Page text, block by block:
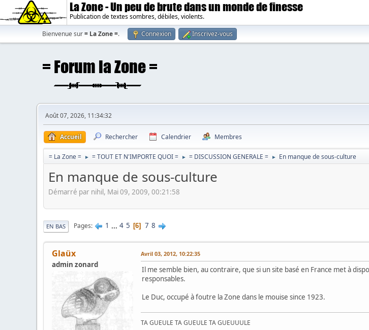
La Zone - Un peu de brute dans un monde de finesse
Publication de textes sombres, débiles, violents.
Bienvenue sur= La Zone =. Connexion Inscrivez-vous
Août 07, 2026, 11:34:32
Accueil Rechercher Calendrier Membres
= La Zone = ► = TOUT ET N'IMPORTE QUOI = ► = DISCUSSION GENERALE = ► En manque de sous-culture
En manque de sous-culture
Démarré par nihil, Mai 09, 2009, 00:21:58
EN BAS Pages 1 ... 4 5 6 7 8
Glaüx
admin zonard
Avril 03, 2012, 10:22:35
Il me semble bien, au contraire, que si un site basé en France met à
responsables.
Le Duc, occupé à foutre la Zone dans le mouise since 1923.
TA GUEULE TA GUEULE TA GUEUUULE